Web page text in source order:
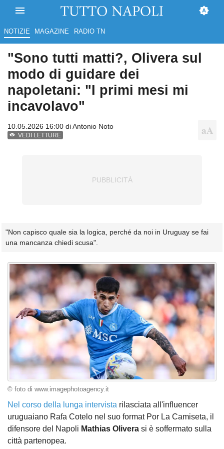
NOTIZIE MAGAZINE RADIO TN
"Sono tutti matti?, Olivera sul
modo di guidare dei
napoletani: "I primi mesi mi
incavolavo"
10.05.2026 16:00 diAntonio Noto
VEDI LETTURE
"Non capisco quale sia la logica, perché da noi in Uruguay se fai
una mancanza chiedi scusa".
© foto di www.imagephotoagency.it
Nel corso della lunga intervista rilasciata all'influencer
uruguaiano Rafa Cotelo nel suo format Por La Camiseta, il
difensore del Napoli Mathias Olivera si è soffermato sulla
città partenopea.